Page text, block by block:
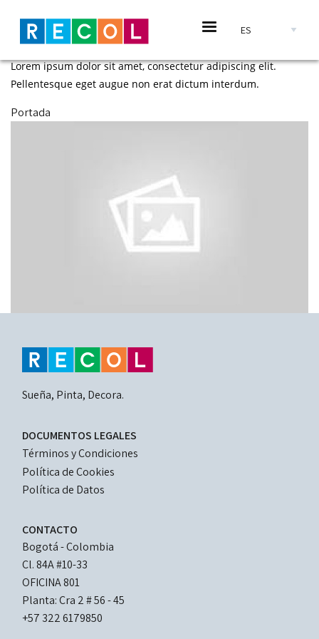
Select your language
Adhesivos
Lorem ipsum dolor sit amet, consectetur adipiscing elit.
Pellentesque eget augue non erat dictum interdum.
Portada
Sueña, Pinta, Decora.
LEGAL
DOCUMENTS
DOCUMENTOS LEGALES
Términos y Condiciones
Política de Cookies
Política de Datos
CONTACTO
Bogotá - Colombia
Cl. 84A #10-33
OFICINA 801
Planta: Cra 2 # 56 - 45
+57 322 6179850